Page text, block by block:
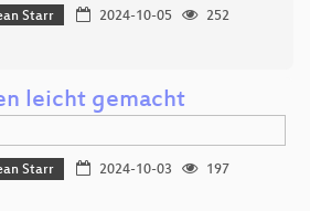
Starr 2024-10-05
252
leicht gemacht
Starr 2024-10-03
197